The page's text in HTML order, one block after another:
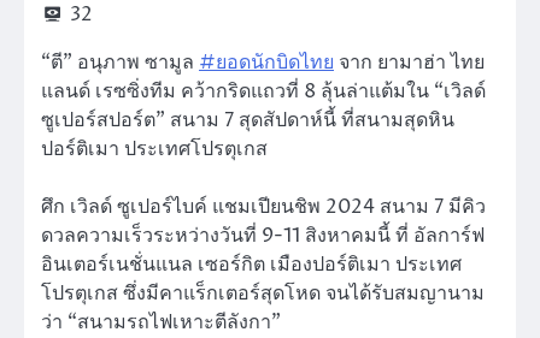
32
“ตี” อนุภาพ ซามูล #ยอดนักบิดไทย จาก ยามาฮ่า ไทย
แลนด์ เรซซิ่งทีม คว้ากริดแถวที่ 8 ลุ้นล่าแต้มใน “เวิลด์
ซูเปอร์สปอร์ต” สนาม 7 สุดสัปดาห์นี้ ที่สนามสุดหิน
ปอร์ติเมา ประเทศโปรตุเกส
ศึก เวิลด์ ซูเปอร์ไบค์ แชมเปียนชิพ 2024 สนาม 7 มีคิว
ดวลความเร็วระหว่างวันที่ 9-11 สิงหาคมนี้ ที่ อัลการ์ฟ
อินเตอร์เนชั่นแนล เซอร์กิต เมืองปอร์ติเมา ประเทศ
โปรตุเกส ซึ่งมีคาแร็กเตอร์สุดโหด จนได้รับสมญานาม
ว่า “สนามรถไฟเหาะตีลังกา”